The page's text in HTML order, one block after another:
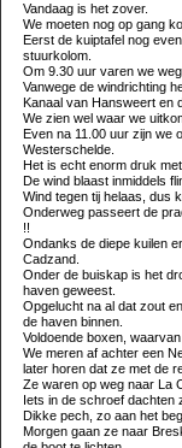
Vandaag is het zover.
We moeten nog op gang
Eerst de kuiptafel nog
stuurkolom.
Om 9.30 uur varen we
Vanwege de windrichting
Kanaal van Hansweert en
We zien wel waar we
Even na 11.00 uur zijn we
Westerschelde.
Het is echt enorm druk
De wind blaast inmiddels
Wind tegen tij helaas, dus
Onderweg passeert de
!!
Ondanks de diepe kuilen
Cadzand.
Onder de buiskap is het
haven geweest.
Opgelucht na al dat zout
de haven binnen.
Voldoende boxen,
We meren af achter een
later horen dat ze met de
Ze waren op weg naar La
Iets in de schroef dachten
Dikke pech, zo aan het
Morgen gaan ze naar